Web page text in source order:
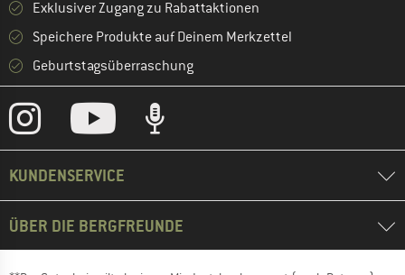
Exklusiver Zugang zu Rabattaktionen
Speichere Produkte auf Deinem Merkzettel
Geburtstagsüberraschung
KUNDENSERVICE
ÜBER DIE BERGFREUNDE